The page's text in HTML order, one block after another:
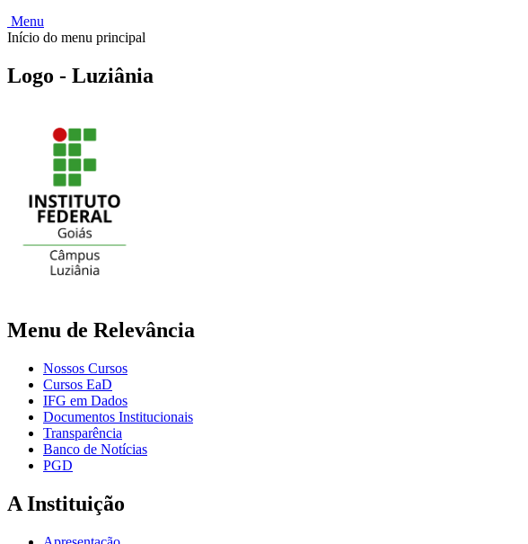
Menu
Início do menu principal
Logo - Luziânia
Menu de Relevância
Nossos Cursos
Cursos EaD
IFG em Dados
Documentos Institucionais
Transparência
Banco de Notícias
PGD
A Instituição